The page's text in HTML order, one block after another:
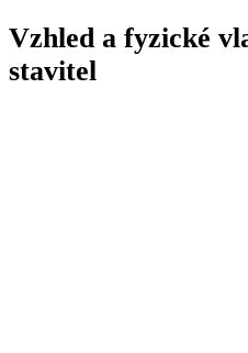
Vzhled a fyzické
stavitel